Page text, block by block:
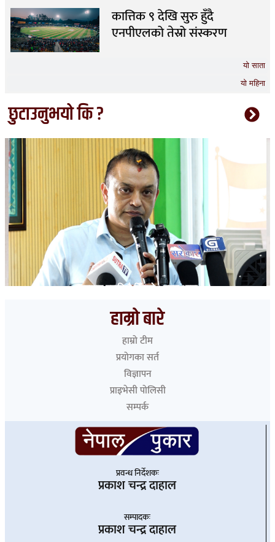
यो साता
यो महिना
कात्तिक ९ देखि सुरु हुँदै
एनपीएलको तेस्रो संस्करण
छुटाउनुभयो कि ?
सरकार बरालिदै हिँड्यो : गगन थापा
हाम्रो बारे
हाम्रो टीम
प्रयोगका सर्त
विज्ञापन
प्राइभेसी पोलिसी
सम्पर्क
प्रवन्ध निर्देशकः
प्रकाश चन्द्र दाहाल
सम्पादकः
प्रकाश चन्द्र दाहाल